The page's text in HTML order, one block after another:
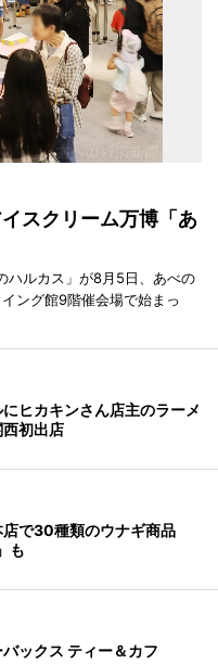
スクリーム万博「あ
ハルカス」が8月5日、あべの
ング館9階催会場で始まっ
ヒカキンさん店主のラーメ
初出店
店で30種類のウナギ商品
も
ックス ティー＆カフ